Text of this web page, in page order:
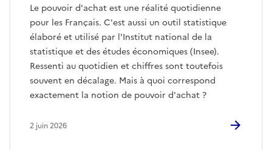
Le pouvoir d'achat est une réalité quotidienne
pour les Français. C'est aussi un outil statistique
élaboré et utilisé par l'Institut national de la
statistique et des études économiques (Insee).
Ressenti au quotidien et chiffres sont toutefois
souvent en décalage. Mais à quoi correspond
exactement la notion de pouvoir d'achat ?
2 juin 2026